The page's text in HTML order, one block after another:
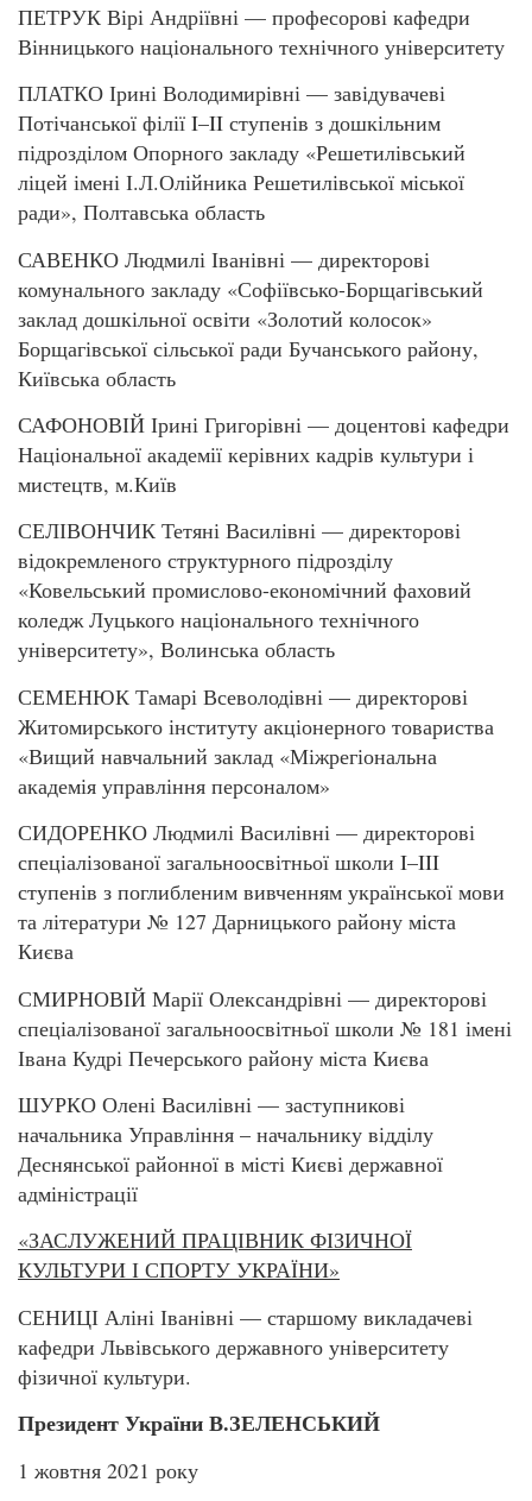
ПЕТРУК Вірі Андріївні — професорові кафедри
Вінницького національного технічного університету
ПЛАТКО Ірині Володимирівні — завідувачеві
Потічанської філії I–II ступенів з дошкільним
підрозділом Опорного закладу «Решетилівський
ліцей імені І.Л.Олійника Решетилівської міської
ради», Полтавська область
САВЕНКО Людмилі Іванівні — директорові
комунального закладу «Софіївсько-Борщагівський
заклад дошкільної освіти «Золотий колосок»
Борщагівської сільської ради Бучанського району,
Київська область
САФОНОВІЙ Ірині Григорівні — доцентові кафедри
Національної академії керівних кадрів культури і
мистецтв, м.Київ
СЕЛІВОНЧИК Тетяні Василівні — директорові
відокремленого структурного підрозділу
«Ковельський промислово-економічний фаховий
коледж Луцького національного технічного
університету», Волинська область
СЕМЕНЮК Тамарі Всеволодівні — директорові
Житомирського інституту акціонерного товариства
«Вищий навчальний заклад «Міжрегіональна
академія управління персоналом»
СИДОРЕНКО Людмилі Василівні — директорові
спеціалізованої загальноосвітньої школи I–III
ступенів з поглибленим вивченням української мови
та літератури № 127 Дарницького району міста
Києва
СМИРНОВІЙ Марії Олександрівні — директорові
спеціалізованої загальноосвітньої школи № 181 імені
Івана Кудрі Печерського району міста Києва
ШУРКО Олені Василівні — заступникові
начальника Управління – начальнику відділу
Деснянської районної в місті Києві державної
адміністрації
«ЗАСЛУЖЕНИЙ ПРАЦІВНИК ФІЗИЧНОЇ
КУЛЬТУРИ І СПОРТУ УКРАЇНИ»
СЕНИЦІ Аліні Іванівні — старшому викладачеві
кафедри Львівського державного університету
фізичної культури.
Президент України В.ЗЕЛЕНСЬКИЙ
1 жовтня 2021 року